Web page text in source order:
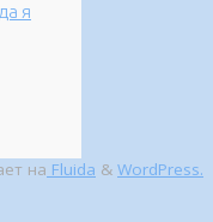
я
на Fluida & WordPress.